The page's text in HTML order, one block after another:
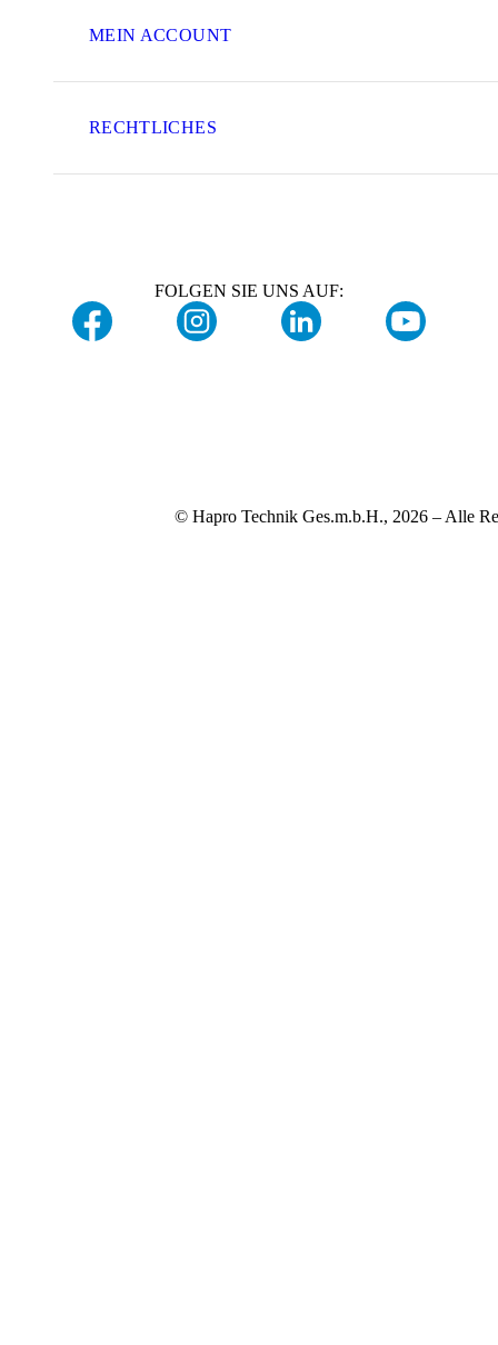
MEIN ACCOUNT
RECHTLICHES
FOLGEN SIE UNS AUF:
© Hapro Technik Ges.m.b.H., 2026 – Alle